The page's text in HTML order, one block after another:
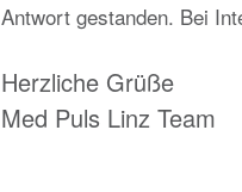
Antwort gestanden. Bei
Herzliche Grüße
Med Puls Linz Team